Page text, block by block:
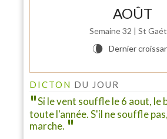
AOÛT
Semaine 32 | St
V Dernier
DICTON DU JOUR
Si le vent souffle le 6 aout, le
toute l'année. S'il ne souffle
marche.
consulter à la rubrique "LE